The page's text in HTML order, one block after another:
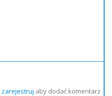
zarejestruj aby dodać komentarz